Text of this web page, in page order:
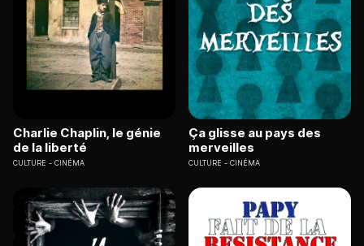
Charlie Chaplin, le génie
de la liberté
CULTURE CINÉMA
Ça glisse au pays des
merveilles
CULTURE CINÉMA